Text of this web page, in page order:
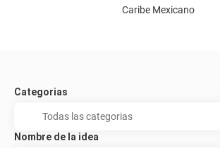
Caribe Mexicano
Categorias
Nombre de la idea